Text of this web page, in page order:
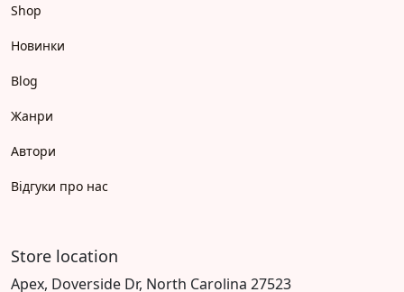
Shop
Новинки
Blog
Жанри
Автори
Відгуки про нас
Store location
Apex, Doverside Dr, North Carolina 27523